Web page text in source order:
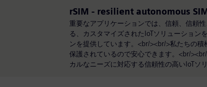
rSIM - resilient autonomous
重要なアプリケーションでは、信頼、信頼
る、カスタマイズされたIoTソリューション
ンを提供しています。<br/><br/>私たちの
保護されているので安心できます。<br/
カルなニーズに対応する信頼性の高いIoTソ